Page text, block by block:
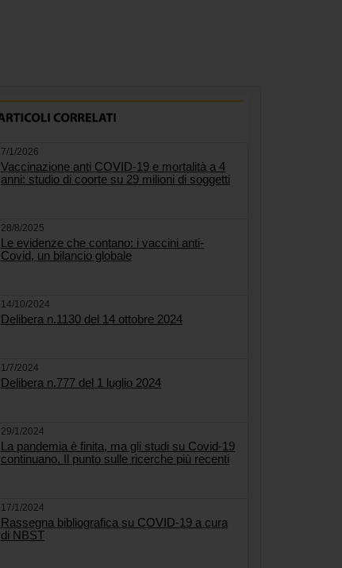
7/1/2026
Vaccinazione anti COVID-19 e mortalità a 4
anni: studio di coorte su 29 milioni di soggetti
28/8/2025
Le evidenze che contano: i vaccini anti-
Covid, un bilancio globale
14/10/2024
Delibera n.1130 del 14 ottobre 2024
1/7/2024
Delibera n.777 del 1 luglio 2024
29/1/2024
La pandemia è finita, ma gli studi su Covid-19
continuano. Il punto sulle ricerche più recenti
17/1/2024
Rassegna bibliografica su COVID-19 a cura
di NBST